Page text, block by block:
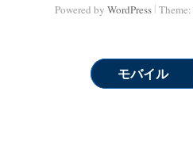
Powered by WordPress | Theme:
モバイル